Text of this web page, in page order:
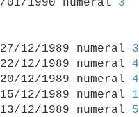
12/1989 numeral 3
12/1989 numeral 4
12/1989 numeral 4
12/1989 numeral 1
12/1989 numeral 5